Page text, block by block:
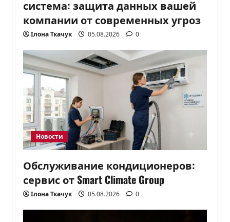
система: защита данных вашей
компании от современных угроз
Ілона Ткачук 05.08.2026 0
Новости
Обслуживание кондиционеров:
сервис от Smart Climate Group
Ілона Ткачук 05.08.2026 0